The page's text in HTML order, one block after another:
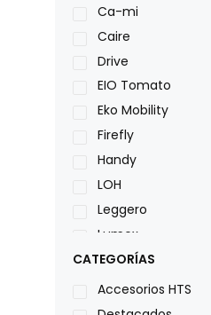
Ca-mi
Caire
Drive
EIO Tomato
Eko Mobility
Firefly
Handy
LOH
Leggero
Lumex
Medical Store
Nidek
Oxiplus
CATEGORÍAS
Accesorios HTS